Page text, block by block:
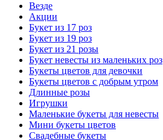
Везде
Акции
Букет из 17 роз
Букет из 19 роз
Букет из 21 розы
Букет невесты из маленьких роз
Букеты цветов для девочки
Букеты цветов с добрым утром
Длинные розы
Игрушки
Маленькие букеты для невесты
Мини букеты цветов
Свадебные букеты